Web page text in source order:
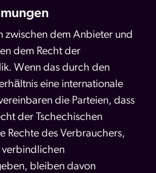
zwischen dem Anbieter und
dem Recht der
Wenn das durch den
eine internationale
die Parteien, dass
der Tschechischen
Rechte des Verbrauchers,
verbindlichen
bleiben davon